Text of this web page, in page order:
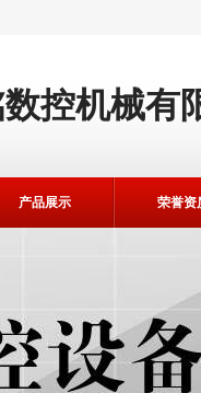
控机械有
产品展示 荣誉资